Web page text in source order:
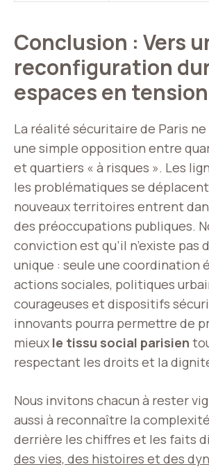
Conclusion : Vers
reconfiguration
espaces en
La réalité sécuritaire de Paris
une simple opposition entre
et quartiers « à risques ». Les
les problématiques se
nouveaux territoires entrent
des préoccupations publiques.
conviction est qu’il n’existe pas
unique : seule une coordination
actions sociales, politiques
courageuses et dispositifs
innovants pourra permettre de
mieux le tissu social parisien
respectant les droits et la
Nous invitons chacun à rester
aussi à reconnaître la
derrière les chiffres et les faits
des vies, des histoires et des